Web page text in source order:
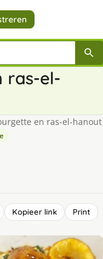
ras-el-
en ras-el-hanout
Kopieer link Print